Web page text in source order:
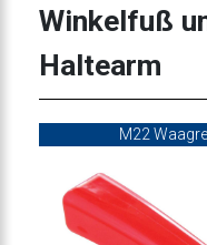
Fuß offener
Fuß und
offener Haltearm
Winkelfuß
Haltearm
M22